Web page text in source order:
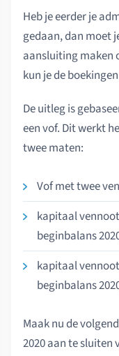
Heb je eerder je
gedaan, dan moet
aansluiting maken
kun je de
De uitleg is
een vof. Dit werkt
twee maten:
Vof met twee
kapitaal vennoot
beginbalans
kapitaal vennoot
beginbalans
Maak nu de
2020 aan te sluiten